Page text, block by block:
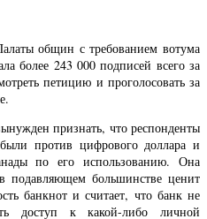
общин с требованием вотума
более 243 000 подписей всего за
петицию и проголосовать за
признать, что респонденты
против цифрового доллара и
по его использованию. Она
подавляющем большинстве ценит
банкнот и считает, что банк не
доступ к какой-либо личной